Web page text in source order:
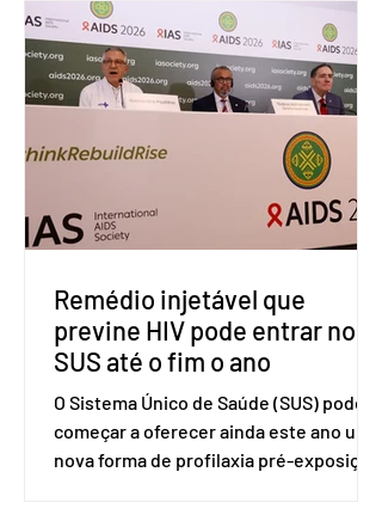
(OMC), contestando duas medidas
tarifárias adotadas pelo país norte-
americano com base na Seção 301 da
Lei de Comércio de 1974. Segundo nota
divulgada pelo Ministério das Relações
Exteriores, o Brasil considera que as
incompatíveis com as obrigações
assumidas pelos Estados Unid
Remédio injetável que
previne HIV pode entrar no
SUS até o fim o ano
O Sistema Único de Saúde (SUS) pode
começar a oferecer ainda este ano uma
nova forma de profilaxia pré-exposição